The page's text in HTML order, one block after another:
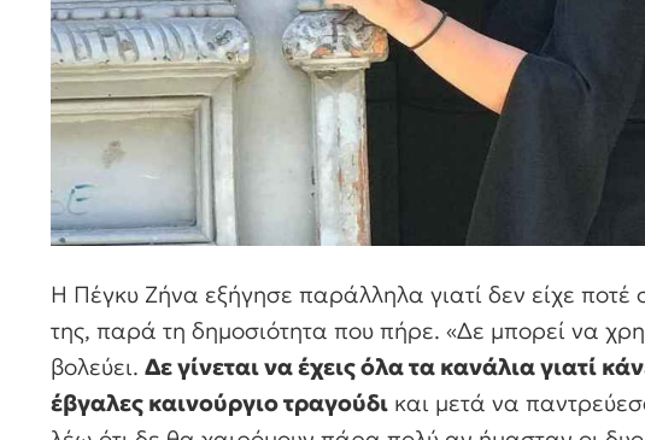
Η Πέγκυ Ζήνα εξήγησε παράλληλα γιατί δεν είχε ποτέ
της, παρά τη δημοσιότητα που πήρε. «Δε μπορεί να
βολεύει. Δε γίνεται να έχεις όλα τα κανάλια γιατί
έβγαλες καινούργιο τραγούδι και μετά να